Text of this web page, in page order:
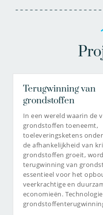
Nicolien
030-6069664
Terugwinning van
grondstoffen
In een wereld waarin de
grondstoffen toeneemt,
toeleveringsketens
de afhankelijkheid van
grondstoffen groeit,
terugwinning van
essentieel voor het
veerkrachtige en
economieën.